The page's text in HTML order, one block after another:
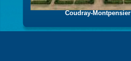
Coudray-Montpensier